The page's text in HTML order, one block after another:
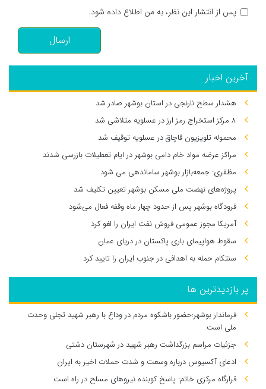
پس از انتشار این نظر، به من اطلاع داده شود.
ارسال
آخرین اخبار
هشدار سطح نارنجی در استان بوشهر صادر شد
۸ مرکز استخراج رمز ارز در عسلویه متلاشی شد
محموله تلویزیون قاچاق در عسلویه توقیف شد
مراکز عرضه مواد خام دامی بوشهر در ایام تعطیلات بازرسی شدند
مظفری: جمعه‌بازار بوشهر ساماندهی می‌ شود
پروژه‌های نهضت ملی مسکن بوشهر تعیین تکلیف شد
فرودگاه بوشهر پس از حدود چهار ماه وقفه فعال می‌شود
آمریکا مجوز عمومی فروش نفت ایران را لغو کرد
سقوط هواپیمای باری پاکستان در دریای عمان
سنتکام حمله به اهدافی در جنوب ایران را تایید کرد
پر بازدیدترین ها
فرماندار بوشهر:حضور باشکوه مردم در وداع با رهبر شهید تجلی وحدت
ملی است
جزئیات مراسم بزرگداشت رهبر شهید در شهرستان دشتی
ادعای آکسیوس درباره وسعت و شدت حملات اخیر به ایران
قرارگاه مرکزی خاتم: پاسخ کوبنده نیروهای مسلح در راه است